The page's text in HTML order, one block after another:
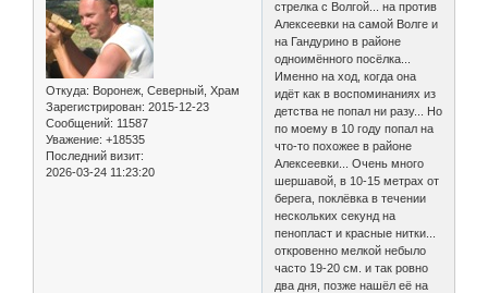
Откуда: Воронеж, Северный, Храм
Зарегистрирован: 2015-12-23
Сообщений: 11587
Уважение: +18535
Последний визит:
2026-03-24 11:23:20
стрелка с Волгой... на против
Алексеевки на самой Волге и
на Гандурино в районе
одноимённого посёлка...
Именно на ход, когда она
идёт как в воспоминаниях из
детства не попал ни разу... Но
по моему в 10 году попал на
что-то похожее в районе
Алексеевки... Очень много
шершавой, в 10-15 метрах от
берега, поклёвка в течении
нескольких секунд на
пенопласт и красные нитки...
откровенно мелкой небыло
часто 19-20 см. и так ровно
два дня, позже нашёл её на